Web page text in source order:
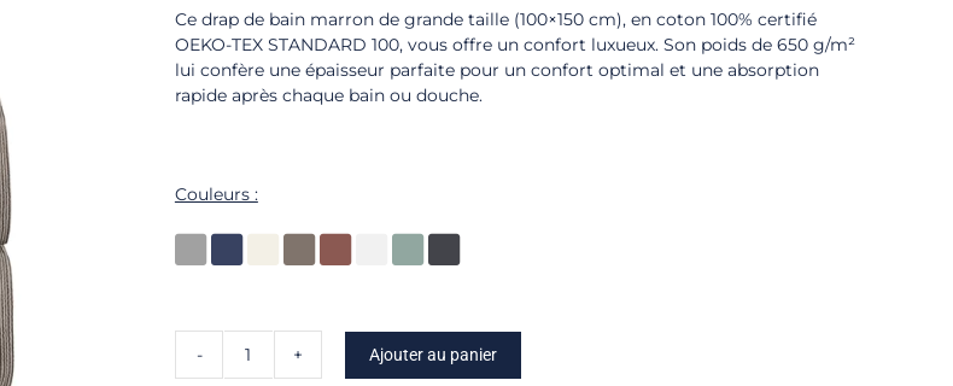
Ce drap de bain marron de grande taille (100×150 cm), en coton 100% certifié
OEKO-TEX STANDARD 100, vous offre un confort luxueux. Son poids de 650 g/m²
lui confère une épaisseur parfaite pour un confort optimal et une absorption
rapide après chaque bain ou douche.
Couleurs :
quantité
Ajouter au panier